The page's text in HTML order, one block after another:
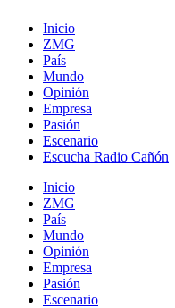
Inicio
ZMG
País
Mundo
Opinión
Empresa
Pasión
Escenario
Escucha Radio Cañón
Inicio
ZMG
País
Mundo
Opinión
Empresa
Pasión
Escenario